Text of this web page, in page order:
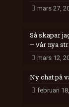
mars 27,
Så skapar
– vår nya
mars 12,
Ny chat på
februari